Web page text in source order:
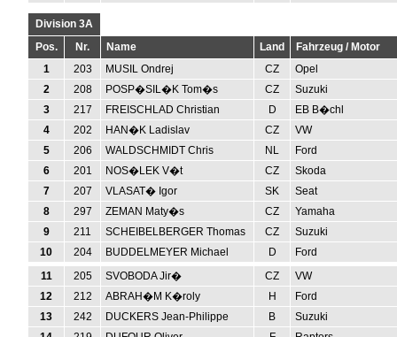
Division 3A
Pos.
Nr. Name Land
Fahrzeug / Motor
1
203 MUSIL Ondrej CZ
Opel
2
208 POSP�SIL�K Tom�s CZ
Suzuki
3
217 FREISCHLAD Christian D
EB B�chl
4
202 HAN�K Ladislav CZ
VW
5
206 WALDSCHMIDT Chris NL
Ford
6
201 NOS�LEK V�t CZ
Skoda
7
207 VLASAT� Igor SK
Seat
8
297 ZEMAN Maty�s CZ
Yamaha
9
211 SCHEIBELBERGER Thomas CZ
Suzuki
10
204 BUDDELMEYER Michael D
Ford
11
205 SVOBODA Jir� CZ
VW
12
212 ABRAH�M K�roly H
Ford
13
242 DUCKERS Jean-Philippe B
Suzuki